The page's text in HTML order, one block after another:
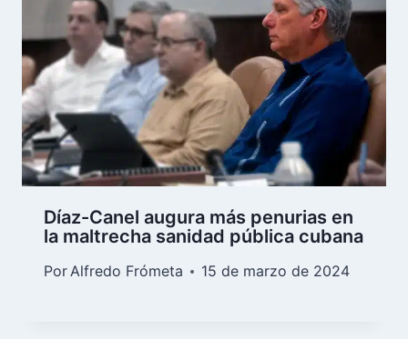
Díaz-Canel augura más penurias en
la maltrecha sanidad pública cubana
PorAlfredo Frómeta 15 de marzo de 2024